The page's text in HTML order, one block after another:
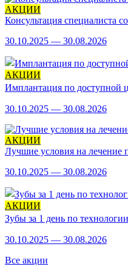
АКЦИИ
Консультация специалиста
30.10.2025 — 30.08.2026
АКЦИИ
Имплантация по доступной
30.10.2025 — 30.08.2026
АКЦИИ
Лучшие условия на лечение
30.10.2025 — 30.08.2026
АКЦИИ
Зубы за 1 день по
30.10.2025 — 30.08.2026
Все акции